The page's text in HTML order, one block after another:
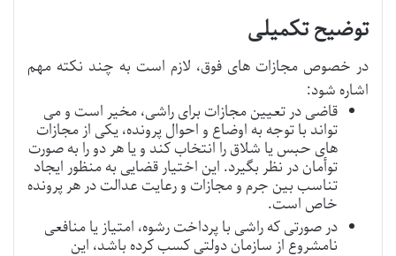
توضیح تکمیلی
در خصوص مجازات های فوق، لازم است به چند نکته مهم
اشاره شود:
قاضی در تعیین مجازات برای راشی، مخیر است و می
تواند با توجه به اوضاع و احوال پرونده، یکی از مجازات
های حبس یا شلاق را انتخاب کند و یا هر دو را به صورت
توأمان در نظر بگیرد. این اختیار قضایی به منظور ایجاد
تناسب بین جرم و مجازات و رعایت عدالت در هر پرونده
خاص است.
در صورتی که راشی با پرداخت رشوه، امتیاز یا منافعی
نامشروع از سازمان دولتی کسب کرده باشد، این